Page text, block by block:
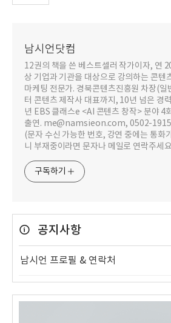
남시언닷컴
12권의 책을 쓴 베스트셀러 작가이자, 연
상 기업과 기관을 대상으로 강의하는 콘텐
마케팅 전문가. 경북콘텐츠진흥원 차장(일
터 콘텐츠 제작사 대표까지, 10년 넘은 경
년 EBS 클래스e <AI 콘텐츠 창작> 분야 4
출연. me@namsieon.com, 0502-
(문자 수신 가능한 번호, 강연 중에는 통화
니 부재중이라면 문자나 메일로 연락주세
구독하기
공지사항
남시언 프로필 & 연락처